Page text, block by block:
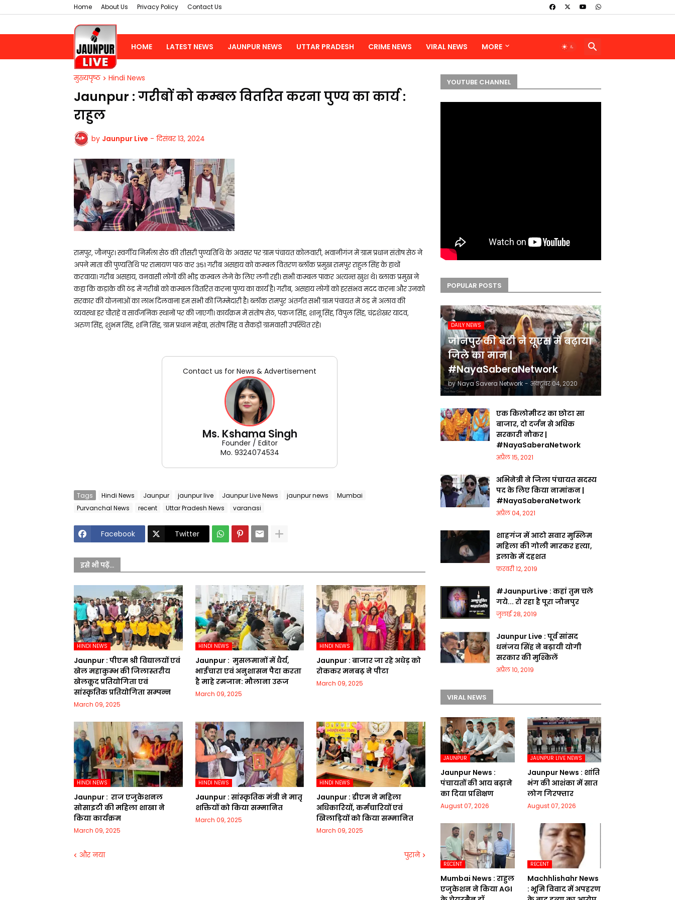
Home About Us Privacy Policy Contact Us
HOME LATEST NEWS JAUNPUR NEWS UTTAR PRADESH CRIME NEWS VIRAL NEWS MORE
मुख्यपृष्ठ Hindi News
​Jaunpur : गरीबों को कम्बल वितरित करना पुण्य का कार्य :
राहुल
by Jaunpur Live - दिसंबर 13, 2024
रामपुर, जौनपुर। स्वर्गीय निर्मला सेठ की तीसरी पुण्यतिथि के अवसर पर ग्राम पंचायत कोलवारी, भवानीगंज में ग्राम प्रधान संतोष सेठ ने
अपने माता की पुण्यतिथि पर रामायण पाठ कर 351 गरीब असहाय को कम्बल वितरण ब्लॉक प्रमुख रामपुर राहुल सिंह के हाथों
करवाया। गरीब असहाय, वनवासी लोगों की भीड़ कम्बल लेने के लिए लगी रही। सभी कम्बल पाकर अत्यन्त खुश थे। ब्लाक प्रमुख ने
कहा कि कड़ाके की ठंड में गरीबों को कम्बल वितरित करना पुण्य का कार्य है। गरीब, असहाय लोगों को हरसंभव मदद करना और उनको
सरकार की योजनाओं का लाभ दिलवाना हम सभी की जिम्मेदारी है। ब्लॉक रामपुर अंतर्गत सभी ग्राम पंचायत में ठंड में अलाव की
व्यवस्था हर चौराहे व सार्वजनिक स्थानों पर की जाएगी। कार्यक्रम में संतोष सेठ, पंकज सिंह, शानू सिंह, विपुल सिंह, चंद्रशेखर यादव,
अरुण सिंह, शुभम सिंह, शनि सिंह, ग्राम प्रधान महेवा, संतोष सिंह व सैकड़ों ग्रामवासी उपस्थित रहे।
Contact us for News & Advertisement
Ms. Kshama Singh
Founder / Editor
Mo. 9324074534
Tags Hindi News Jaunpur jaunpur live Jaunpur Live News jaunpur news
Mumbai
Purvanchal News
recent Uttar Pradesh News varanasi
Facebook Twitter
इसे भी पढ़ें...
HINDI NEWS
Jaunpur :​ पीएम श्री विद्यालयों एवं
खेल महाकुम्भ की जिलास्तरीय
खेलकूद प्रतियोगिता एवं
सांस्कृतिक प्रतियोगिता सम्पन्न
March 09, 2025
HINDI NEWS
Jaunpur : ​ मुसलमानों में धैर्य,
भाईचारा एवं अनुशासन पैदा करता
है माहे रमजान: मौलाना उरूज
March 09, 2025
HINDI NEWS
Jaunpur :​ बाजार जा रहे अधेड़ को
रोककर मनबढ़ ने पीटा
March 09, 2025
HINDI NEWS
Jaunpur : ​ ​राज एजुकेशनल
सोसाइटी की महिला शाखा ने
किया कार्यक्रम
March 09, 2025
HINDI NEWS
Jaunpur :​ सांस्कृतिक मंत्री ने मातृ
शक्तियों को किया सम्मानित
March 09, 2025
HINDI NEWS
Jaunpur :​ डीएम ने महिला
अधिकारियों, कर्मचारियों एवं
खिलाड़ियों को किया सम्मानित
March 09, 2025
और नया पुराने
YOUTUBE CHANNEL
POPULAR POSTS
DAILY NEWS
जौनपुर की बेटी ने यूएस में बढ़ाया
जिले का मान |
#NayaSaberaNetwork
by Naya Savera Network - अक्टूबर 04, 2020
एक किलोमीटर का छोटा सा
बाजार, दो दर्जन से अधिक
सरकारी नौकर |
#NayaSaberaNetwork
अप्रैल 15, 2021
अभिनेत्री ने जिला पंचायत सदस्य
पद के लिए किया नामांकन |
#NayaSaberaNetwork
अप्रैल 04, 2021
शाहगंज में आटो सवार मुस्लिम
महिला की गोली मारकर हत्या,
इलाके में दहशत
फ़रवरी 12, 2019
#JaunpurLive : कहां तुम चले
गये... रो रहा है पूरा जौनपुर
जुलाई 28, 2019
Jaunpur Live : पूर्व सांसद
धनंजय सिंह ने बढ़ायी योगी
सरकार की मुश्किलें
अप्रैल 10, 2019
VIRAL NEWS
JAUNPUR
Jaunpur News :
पंचायतों की आय बढ़ाने
का दिया प्रशिक्षण
August 07, 2026
JAUNPUR LIVE NEWS
Jaunpur News : शांति
भंग की आशंका में सात
लोग गिरफ्तार
August 07, 2026
RECENT
Mumbai News : राहुल
एजुकेशन ने किया AGI
RECENT
Machhlishahr News
: भूमि विवाद में अपहरण